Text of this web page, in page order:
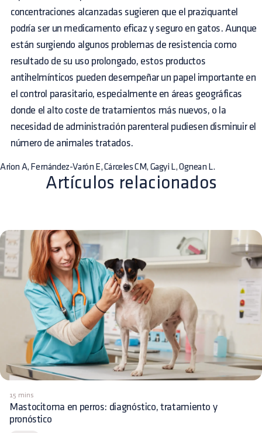
concentraciones alcanzadas sugieren que el praziquantel
podría ser un medicamento eficaz y seguro en gatos. Aunque
están surgiendo algunos problemas de resistencia como
resultado de su uso prolongado, estos productos
antihelmínticos pueden desempeñar un papel importante en
el control parasitario, especialmente en áreas geográficas
donde el alto coste de tratamientos más nuevos, o la
necesidad de administración parenteral pudiesen disminuir el
número de animales tratados.
Arion A, Fernández-Varón E, Cárceles CM, Gagyi L, Ognean L.
Artículos relacionados
15 mins
Mastocitoma en perros: diagnóstico, tratamiento y
pronóstico